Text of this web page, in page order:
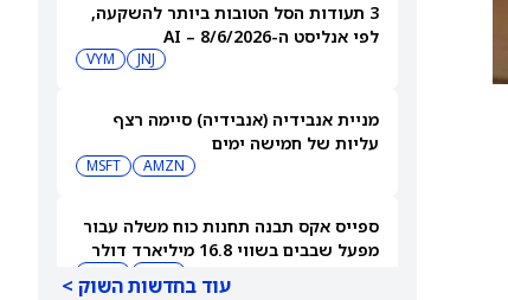
3 תעודות הסל הטובות ביותר להשקעה,
לפי אנליסט ה-AI – 8/6/2026
JNJ
VYM
מניית אנבידיה (אנבידיה) סיימה רצף
עליות של חמישה ימים
AMZN
MSFT
ספייס אקס תבנה תחנות כוח משלה עבור
מפעל שבבים בשווי 16.8 מיליארד דולר
עוד בחדשות השוק >